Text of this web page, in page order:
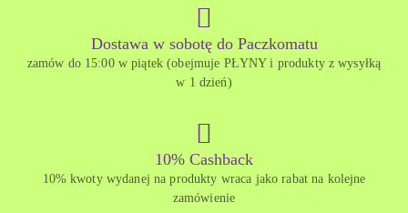
Dostawa w sobotę do Paczkomatu
zamów do 15:00 w piątek (obejmuje PŁYNY i produkty z wysyłką
w 1 dzień)
10% Cashback
10% kwoty wydanej na produkty wraca jako rabat na kolejne
zamówienie